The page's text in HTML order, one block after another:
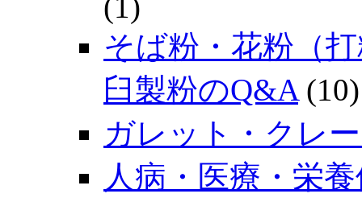
(1)
そば粉・花粉（
臼製粉のQ&A(10)
ガレット・クレ
人病・医療・栄